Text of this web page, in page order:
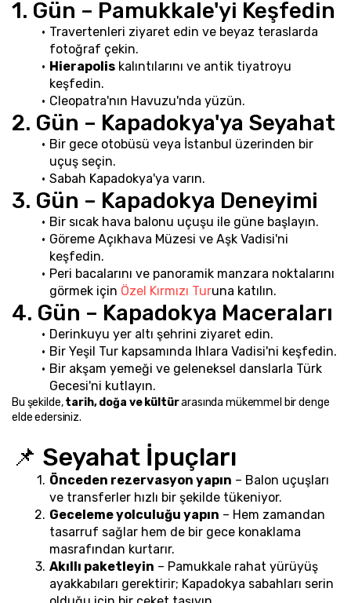
1. Gün – Pamukkale'yi Keşfedin
Travertenleri ziyaret edin ve beyaz teraslarda
fotoğraf çekin.
Hierapolis kalıntılarını ve antik tiyatroyu
keşfedin.
Cleopatra'nın Havuzu'nda yüzün.
2. Gün – Kapadokya'ya Seyahat
Bir gece otobüsü veya İstanbul üzerinden bir
uçuş seçin.
Sabah Kapadokya'ya varın.
3. Gün – Kapadokya Deneyimi
Bir sıcak hava balonu uçuşu ile güne başlayın.
Göreme Açıkhava Müzesi ve Aşk Vadisi'ni
keşfedin.
Peri bacalarını ve panoramik manzara noktalarını
görmek için Özel Kırmızı Turuna katılın.
4. Gün – Kapadokya Maceraları
Derinkuyu yer altı şehrini ziyaret edin.
Bir Yeşil Tur kapsamında Ihlara Vadisi'ni keşfedin.
Bir akşam yemeği ve geleneksel danslarla Türk
Gecesi'ni kutlayın.
Bu şekilde, tarih, doğa ve kültür arasında mükemmel bir denge
elde edersiniz.
📌 Seyahat İpuçları
Önceden rezervasyon yapın – Balon uçuşları
ve transferler hızlı bir şekilde tükeniyor.
Geceleme yolculuğu yapın – Hem zamandan
tasarruf sağlar hem de bir gece konaklama
masrafından kurtarır.
Akıllı paketleyin – Pamukkale rahat yürüyüş
ayakkabıları gerektirir; Kapadokya sabahları serin